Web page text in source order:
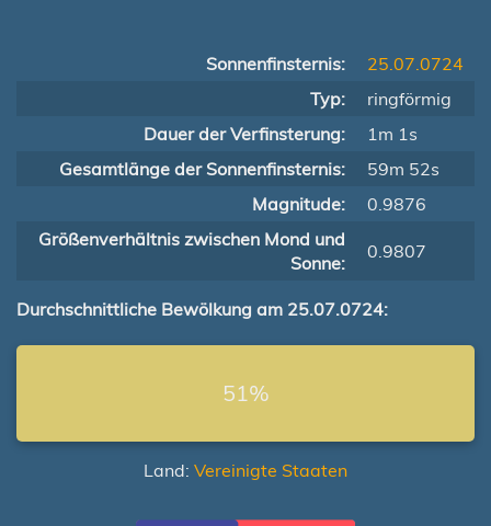
Sonnenfinsternis:
25.07.0724
Typ:
ringförmig
Dauer der Verfinsterung:
1m 1s
Gesamtlänge der Sonnenfinsternis:
59m 52s
Magnitude:
0.9876
Größenverhältnis zwischen Mond und
Sonne:
0.9807
Durchschnittliche Bewölkung am 25.07.0724:
51%
Land: Vereinigte Staaten